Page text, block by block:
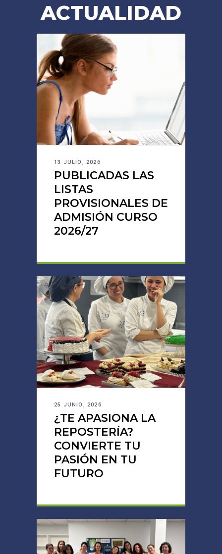
ACTUALIDAD
PUBLICADAS LAS
LISTAS
PROVISIONALES DE
ADMISIÓN CURSO
2026/27
13 JULIO, 2026
¿TE APASIONA LA
REPOSTERÍA?
CONVIERTE TU
PASIÓN EN TU
FUTURO
25 JUNIO, 2026